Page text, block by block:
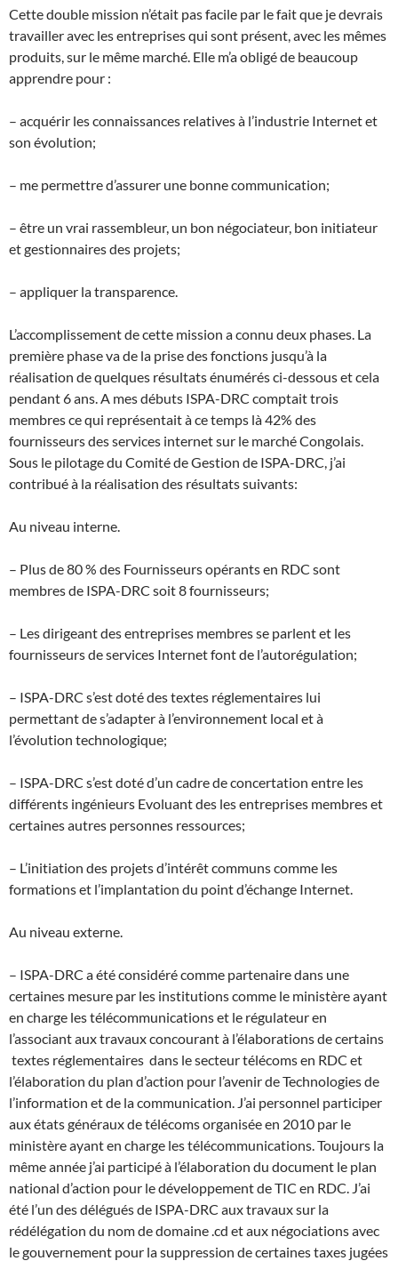
Cette double mission n’était pas facile par le fait que je devrais
travailler avec les entreprises qui sont présent, avec les mêmes
produits, sur le même marché. Elle m’a obligé de beaucoup
apprendre pour :
– acquérir les connaissances relatives à l’industrie Internet et
son évolution;
– me permettre d’assurer une bonne communication;
– être un vrai rassembleur, un bon négociateur, bon initiateur
et gestionnaires des projets;
– appliquer la transparence.
L’accomplissement de cette mission a connu deux phases. La
première phase va de la prise des fonctions jusqu’à la
réalisation de quelques résultats énumérés ci-dessous et cela
pendant 6 ans. A mes débuts ISPA-DRC comptait trois
membres ce qui représentait à ce temps là 42% des
fournisseurs des services internet sur le marché Congolais.
Sous le pilotage du Comité de Gestion de ISPA-DRC, j’ai
contribué à la réalisation des résultats suivants:
Au niveau interne.
– Plus de 80 % des Fournisseurs opérants en RDC sont
membres de ISPA-DRC soit 8 fournisseurs;
– Les dirigeant des entreprises membres se parlent et les
fournisseurs de services Internet font de l’autorégulation;
– ISPA-DRC s’est doté des textes réglementaires lui
permettant de s’adapter à l’environnement local et à
l’évolution technologique;
– ISPA-DRC s’est doté d’un cadre de concertation entre les
différents ingénieurs Evoluant des les entreprises membres et
certaines autres personnes ressources;
– L’initiation des projets d’intérêt communs comme les
formations et l’implantation du point d’échange Internet.
Au niveau externe.
– ISPA-DRC a été considéré comme partenaire dans une
certaines mesure par les institutions comme le ministère ayant
en charge les télécommunications et le régulateur en
l’associant aux travaux concourant à l’élaborations de certains
textes réglementaires dans le secteur télécoms en RDC et
l’élaboration du plan d’action pour l’avenir de Technologies de
l’information et de la communication. J’ai personnel participer
aux états généraux de télécoms organisée en 2010 par le
ministère ayant en charge les télécommunications. Toujours la
même année j’ai participé à l’élaboration du document le plan
national d’action pour le développement de TIC en RDC. J’ai
été l’un des délégués de ISPA-DRC aux travaux sur la
rédélégation du nom de domaine .cd et aux négociations avec
le gouvernement pour la suppression de certaines taxes jugées